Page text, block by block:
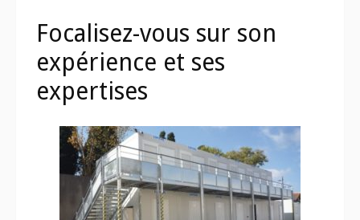
Focalisez-vous sur son
expérience et ses
expertises